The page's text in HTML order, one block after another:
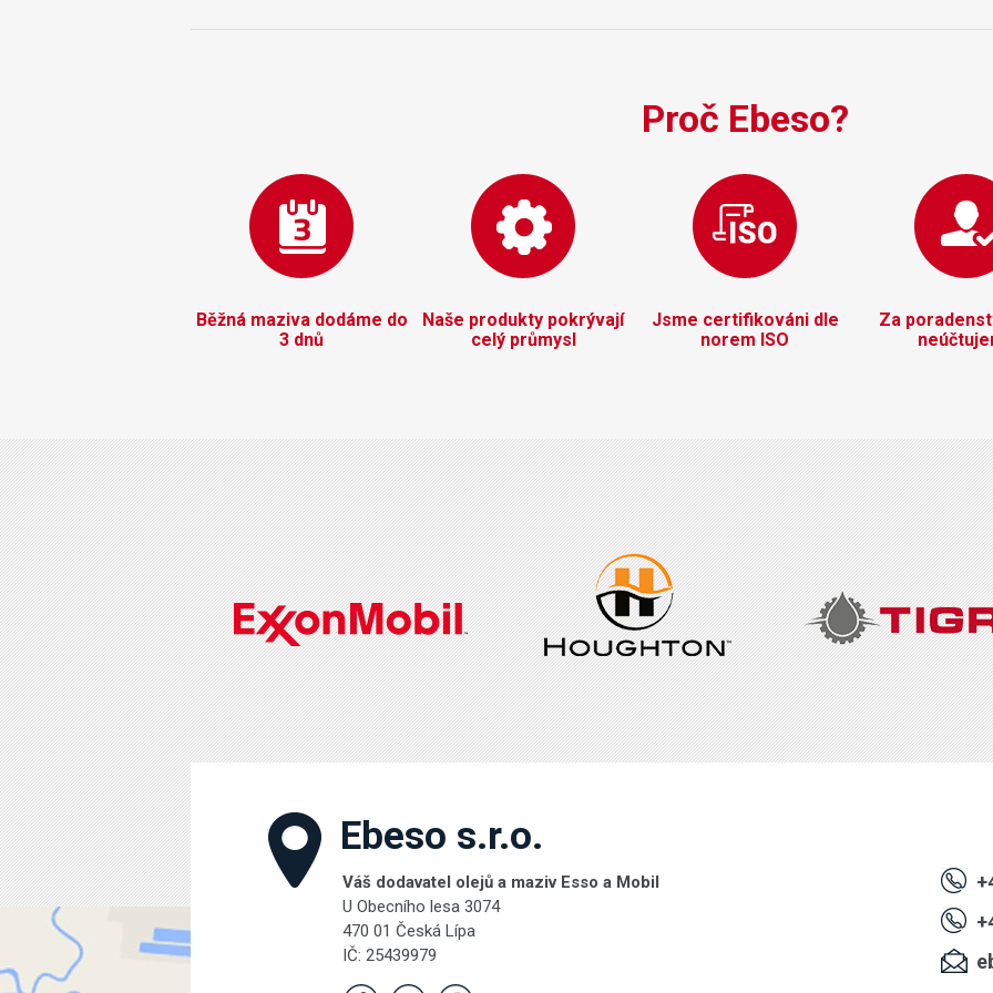
Proč Ebeso?
Běžná maziva dodáme do
3 dnů
Naše produkty pokrývají
celý průmysl
Jsme certifikováni dle
norem ISO
Za
Ebeso s.r.o.
Váš dodavatel olejů a maziv Esso a Mobil
U Obecního lesa 3074
470 01 Česká Lípa
IČ: 25439979